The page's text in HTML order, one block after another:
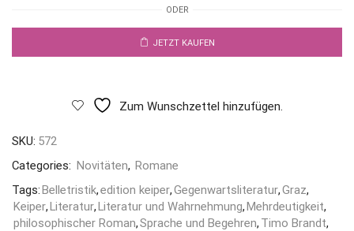
ODER
JETZT KAUFEN
Zum Wunschzettel hinzufügen.
SKU: 572
Categories: Novitäten, Romane
Tags:Belletristik,edition keiper,Gegenwartsliteratur,Graz,
Keiper,Literatur,Literatur und Wahrnehmung,Mehrdeutigkeit,
philosophischer Roman,Sprache und Begehren, Timo Brandt,